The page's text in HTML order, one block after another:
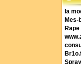
la
Mes-